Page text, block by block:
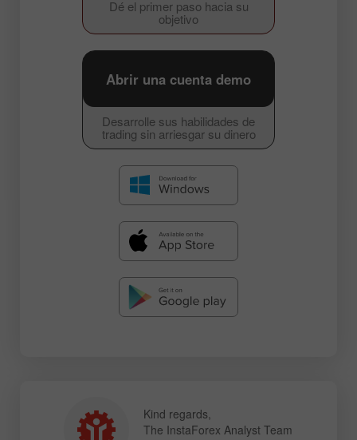
Dé el primer paso hacia su
objetivo
Desarrolle sus habilidades de
trading sin arriesgar su dinero
Abrir una cuenta demo
Kind regards,
The InstaForex Analyst Team